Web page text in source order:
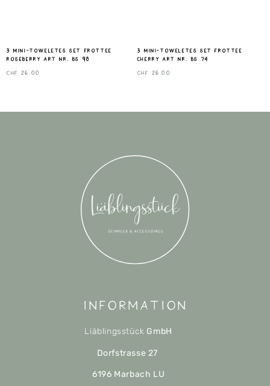
3 mini-toweletes set frottee
roseberry Art nr. Bs 98
CHF 26.00
3 mini-toweletes set frottee
cherry Art nr. Bs 74
CHF 26.00
Information
Liäblingsstück GmbH
Dorfstrasse 27
6196 Marbach LU